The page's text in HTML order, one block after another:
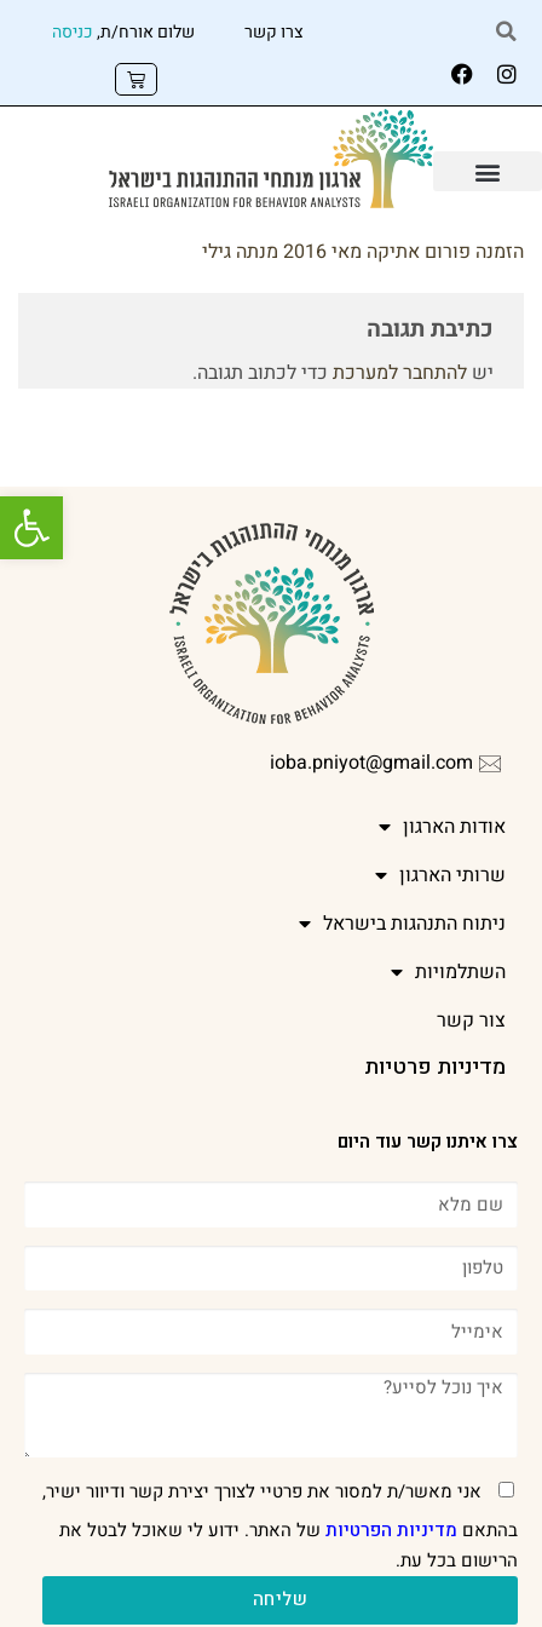
צרו קשר שלום אורח/ת,כניסה
הזמנה פורום אתיקה מאי 2016 מנתה גילי
כתיבת תגובה
יש להתחבר למערכת כדי לכתוב תגובה.
ioba.pniyot@gmail.com
אודות הארגון
שרותי הארגון
ניתוח התנהגות בישראל
השתלמויות
צור קשר
מדיניות פרטיות
צרו איתנו קשר עוד היום
אני מאשר/ת למסור את פרטיי לצורך יצירת קשר ודיוור ישיר,
בהתאם מדיניות הפרטיות של האתר. ידוע לי שאוכל לבטל את
הרישום בכל עת.
שליחה